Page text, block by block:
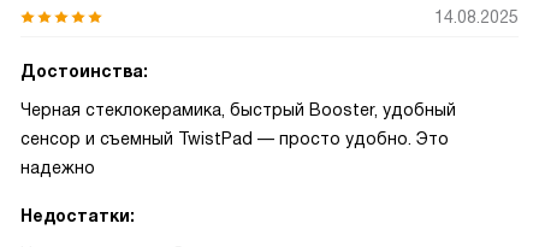
14.08.2025
Достоинства:
Черная стеклокерамика, быстрый Booster, удобный
сенсор и съемный TwistPad — просто удобно. Это
надежно
Недостатки: